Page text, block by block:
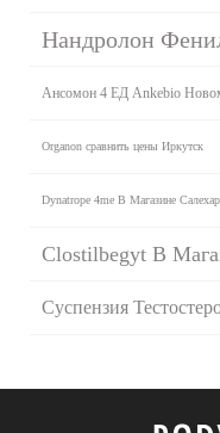
Нандролон
Ансомон 4 ЕД Ankebio
Organon сравнить цены Иркутск
Dynatrope 4me В Магазине
Clostilbegyt В
Суспензия